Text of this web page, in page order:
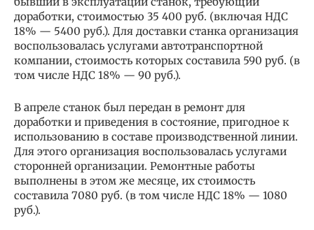
доработки, стоимостью 35 400 руб. (включая НДС
18% — 5400 руб.). Для доставки станка организация
воспользовалась услугами автотранспортной
компании, стоимость которых составила 590 руб. (в
том числе НДС 18% — 90 руб.).
В апреле станок был передан в ремонт для
доработки и приведения в состояние, пригодное к
использованию в составе производственной линии.
Для этого организация воспользовалась услугами
сторонней организации. Ремонтные работы
выполнены в этом же месяце, их стоимость
составила 7080 руб. (в том числе НДС 18% — 1080
руб.).